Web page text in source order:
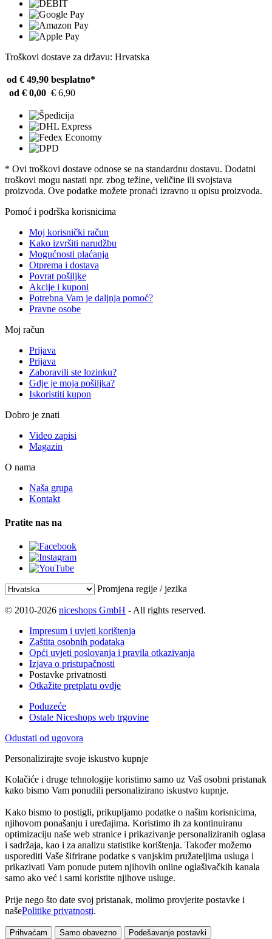
Troškovi dostave za državu: Hrvatska
od € 49,90 besplatno*
od € 0,00 € 6,90
* Ovi troškovi dostave odnose se na standardnu ​​dostavu. Dodatni
troškovi mogu nastati npr. zbog težine, veličine ili svojstava
proizvoda. Ove podatke možete pronaći izravno u opisu proizvoda.
Pomoć i podrška korisnicima
Moj korisnički račun
Kako izvršiti narudžbu
Mogućnosti plaćanja
Otprema i dostava
Povrat pošiljke
Akcije i kuponi
Potrebna Vam je daljnja pomoć?
Pravne osobe
Moj račun
Prijava
Prijava
Zaboravili ste lozinku?
Gdje je moja pošiljka?
Iskoristiti kupon
Dobro je znati
Video zapisi
Magazin
O nama
Naša grupa
Kontakt
Pratite nas na
Promjena regije / jezika
© 2010-2026 niceshops GmbH - All rights reserved.
Impresum i uvjeti korištenja
Zaštita osobnih podataka
Opći uvjeti poslovanja i pravila otkazivanja
Izjava o pristupačnosti
Postavke privatnosti
Otkažite pretplatu ovdje
Poduzeće
Ostale Niceshops web trgovine
Odustati od ugovora
Personalizirajte svoje iskustvo kupnje
Kolačiće i druge tehnologije koristimo samo uz Vaš osobni pristanak
kako bismo Vam ponudili personalizirano iskustvo kupnje.
Kako bismo to postigli, prikupljamo podatke o našim korisnicima,
njihovom ponašanju i uređajima. Koristimo ih za kontinuiranu
optimizaciju naše web stranice i prikazivanje personaliziranih oglasa
i sadržaja, kao i za analizu statistike korištenja. Također možemo
usporediti Vaše šifrirane podatke s vanjskim pružateljima usluga i
prikazivati Vam ponude putem njihovih online oglašivačkih kanala
samo ako već i sami koristite njihove usluge.
Prije nego što date svoj pristanak, molimo provjerite postavke i
našePolitike privatnosti.
Prihvaćam Samo obavezno Podešavanje postavki